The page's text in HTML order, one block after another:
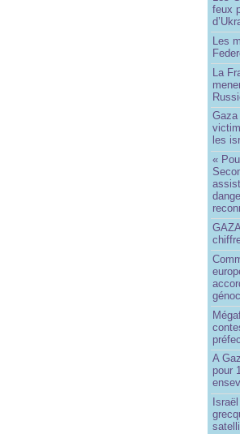
feux
Les
La
les
«
A
pour